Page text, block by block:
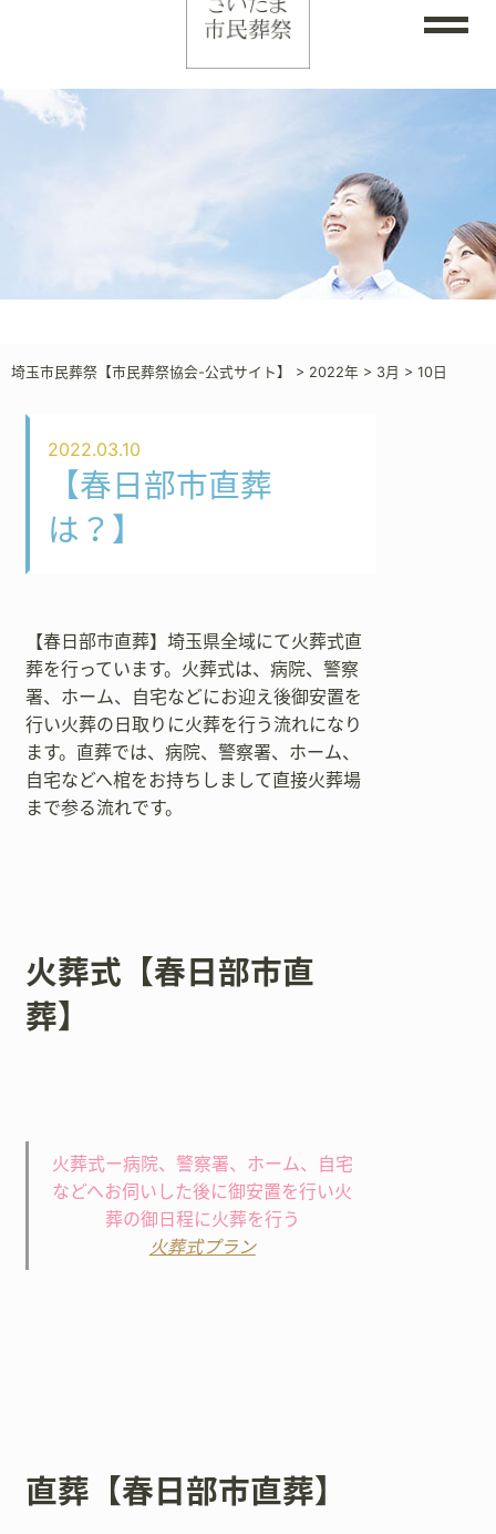
埼玉市民葬祭【市民葬祭協会-公式サイト】 > 2022年 > 3月 > 10日
2022.03.10
【春日部市直葬
は？】
【春日部市直葬】埼玉県全域にて火葬式直
葬を行っています。火葬式は、病院、警察
署、ホーム、自宅などにお迎え後御安置を
行い火葬の日取りに火葬を行う流れになり
ます。直葬では、病院、警察署、ホーム、
自宅などへ棺をお持ちしまして直接火葬場
まで参る流れです。
火葬式【春日部市直
葬】
火葬式ー病院、警察署、ホーム、自宅
などへお伺いした後に御安置を行い火
葬の御日程に火葬を行う
火葬式プラン
直葬【春日部市直葬】